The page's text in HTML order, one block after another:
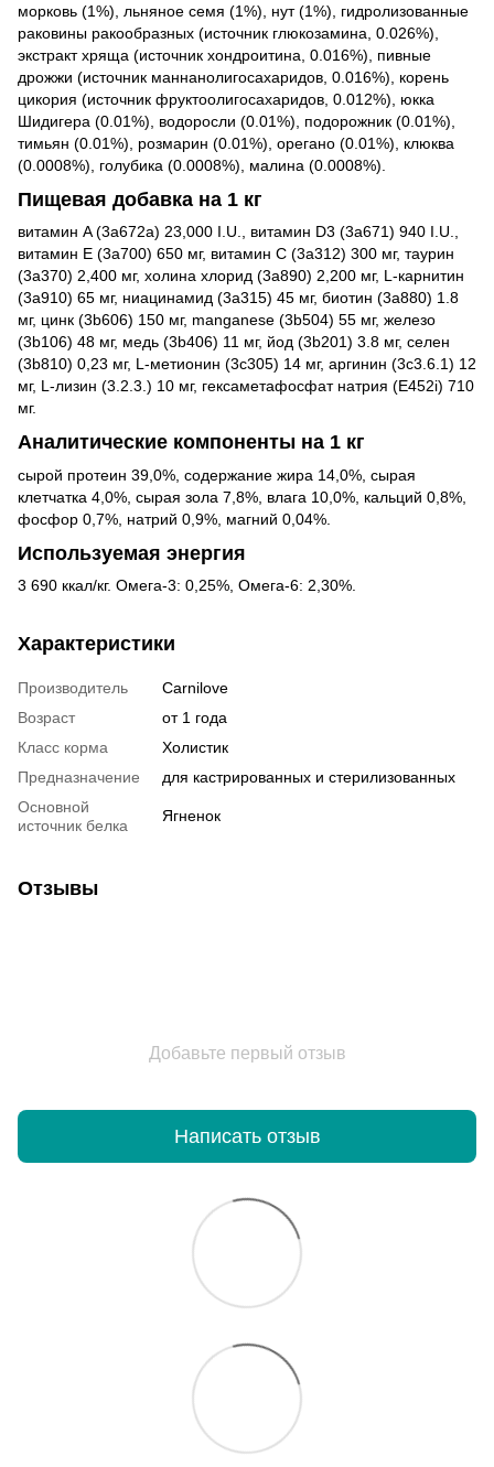
морковь (1%), льняное семя (1%), нут (1%), гидролизованные
раковины ракообразных (источник глюкозамина, 0.026%),
экстракт хряща (источник хондроитина, 0.016%), пивные
дрожжи (источник маннанолигосахаридов, 0.016%), корень
цикория (источник фруктоолигосахаридов, 0.012%), юкка
Шидигера (0.01%), водоросли (0.01%), подорожник (0.01%),
тимьян (0.01%), розмарин (0.01%), орегано (0.01%), клюква
(0.0008%), голубика (0.0008%), малина (0.0008%).
Пищевая добавка на 1 кг
витамин A (3a672a) 23,000 I.U., витамин D3 (3a671) 940 I.U.,
витамин E (3a700) 650 мг, витамин C (3a312) 300 мг, таурин
(3a370) 2,400 мг, холина хлорид (3a890) 2,200 мг, L-карнитин
(3a910) 65 мг, ниацинамид (3a315) 45 мг, биотин (3a880) 1.8
мг, цинк (3b606) 150 мг, manganese (3b504) 55 мг, железо
(3b106) 48 мг, медь (3b406) 11 мг, йод (3b201) 3.8 мг, селен
(3b810) 0,23 мг, L-метионин (3c305) 14 мг, аргинин (3c3.6.1) 12
мг, L-лизин (3.2.3.) 10 мг, гексаметафосфат натрия (E452i) 710
мг.
Аналитические компоненты на 1 кг
сырой протеин 39,0%, содержание жира 14,0%, сырая
клетчатка 4,0%, сырая зола 7,8%, влага 10,0%, кальций 0,8%,
фосфор 0,7%, натрий 0,9%, магний 0,04%.
Используемая энергия
3 690 ккал/кг. Омега-3: 0,25%, Омега-6: 2,30%.
Характеристики
Производитель
Carnilove
Возраст
от 1 года
Класс корма
Холистик
Предназначение
для кастрированных и стерилизованных
Основной
источник белка
Ягненок
Отзывы
Добавьте первый отзыв
Написать отзыв